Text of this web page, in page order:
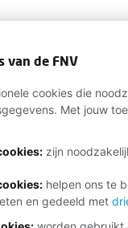
van de FNV
cookies die
Met jouw
zijn
: helpen ons te
en gedeeld met